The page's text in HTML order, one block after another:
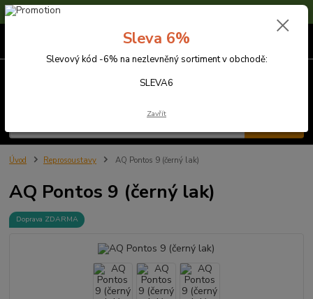
Sleva 6% na nezlevněné zboží s kódem SLEVA6
Úvod Reprosoustavy AQ Pontos 9 (černý lak)
AQ Pontos 9 (černý lak)
Doprava ZDARMA
Sleva 6%
Slevový kód -6% na nezlevněný sortiment v obchodě:
SLEVA6
Zavřít